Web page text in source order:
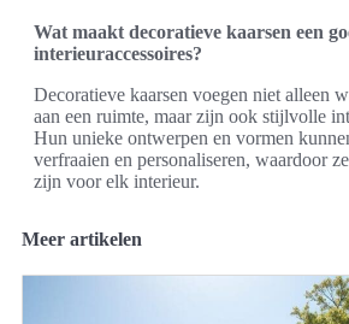
Wat maakt decoratieve kaarsen een
interieuraccessoires?
Decoratieve kaarsen voegen niet alleen
aan een ruimte, maar zijn ook stijlvolle
Hun unieke ontwerpen en vormen
verfraaien en personaliseren, waardoor
zijn voor elk interieur.
Meer artikelen